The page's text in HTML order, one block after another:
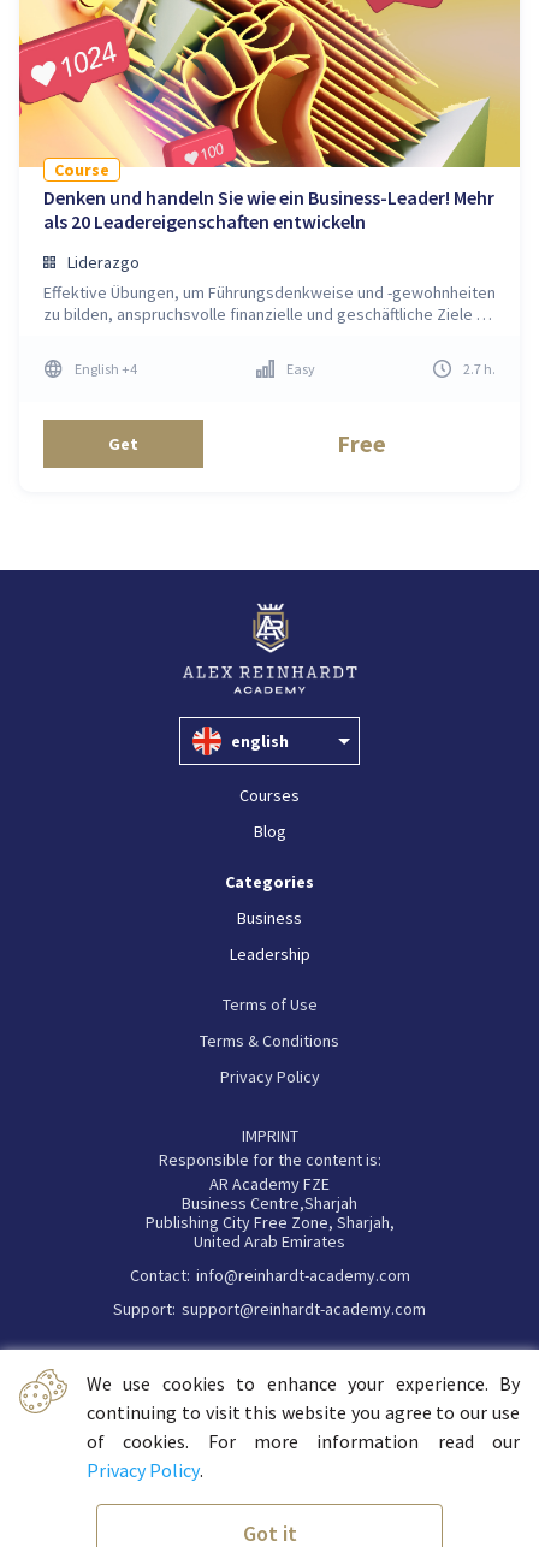
We use cookies to enhance your experience. By
continuing to visit this website you agree to our use
of cookies. For more information read our
Privacy Policy.
Got it
Course
Denken und handeln Sie wie ein Business-Leader! Mehr
als 20 Leadereigenschaften entwickeln
Liderazgo
Effektive Übungen, um Führungsdenkweise und -gewohnheiten
zu bilden, anspruchsvolle finanzielle und geschäftliche Ziele zu
English +4 Easy 2.7 h.
Get Free
Free
english
Courses
Blog
Categories
Business
Leadership
Terms of Use
Terms & Conditions
Privacy Policy
IMPRINT
Responsible for the content is:
AR Academy FZE
Business Centre,Sharjah
Publishing City Free Zone, Sharjah,
United Arab Emirates
Contact: info@reinhardt-academy.com
Support: support@reinhardt-academy.com
Commercial register number: 191194
Liability Notice: Despite careful content control, we assume no
liability for the content of external links. The content of the linked
pages are the sole responsibility of their operators.
Help